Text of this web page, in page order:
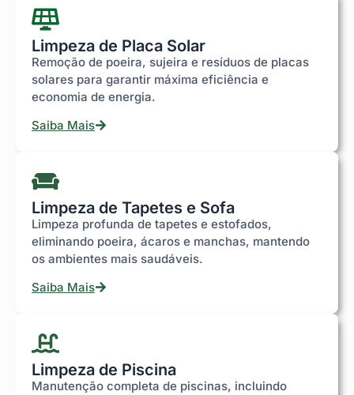
Limpeza de Placa Solar
Remoção de poeira, sujeira e resíduos de placas
solares para garantir máxima eficiência e
economia de energia.
Saiba Mais
Limpeza de Tapetes e Sofa
Limpeza profunda de tapetes e estofados,
eliminando poeira, ácaros e manchas, mantendo
os ambientes mais saudáveis.
Saiba Mais
Limpeza de Piscina
Manutenção completa de piscinas, incluindo